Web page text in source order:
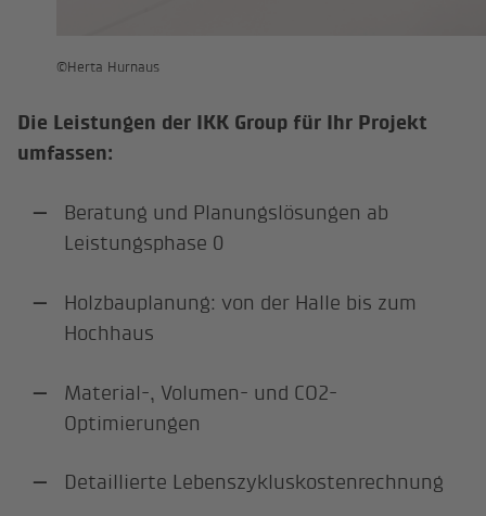
Die Leistungen der IKK Group für Ihr Projekt
umfassen:
Beratung und Planungslösungen ab
Leistungsphase 0
Holzbauplanung: von der Halle bis zum
Hochhaus
Material-, Volumen- und CO2-
Optimierungen
Detaillierte Lebenszykluskostenrechnung
©Herta Hurnaus